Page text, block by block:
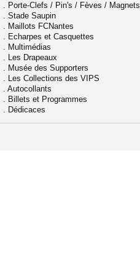
. Porte-Clefs / Pin's / Fèves / Magnets
. Stade Saupin
. Maillots FCNantes
. Echarpes et Casquettes
. Multimédias
. Les Drapeaux
. Musée des Supporters
. Les Collections des VIPS
. Autocollants
. Billets et Programmes
. Dédicaces